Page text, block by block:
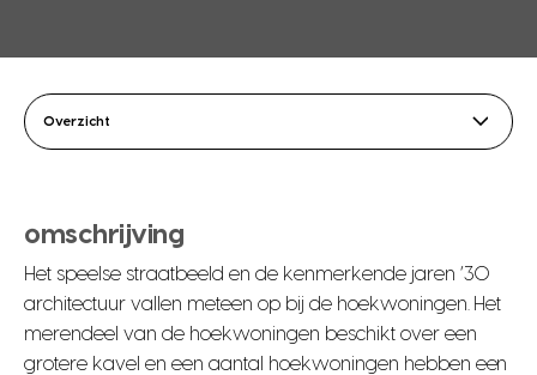
Overzicht
omschrijving
Het speelse straatbeeld en de kenmerkende jaren ’30
architectuur vallen meteen op bij de hoekwoningen. Het
merendeel van de hoekwoningen beschikt over een
grotere kavel en een aantal hoekwoningen hebben een